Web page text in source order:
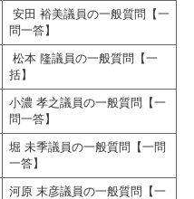
安田 裕美議員の一般質問【一
問一答】
松本 隆議員の一般質問【一
括】
小濃 孝之議員の一般質問【一
問一答】
堀 未季議員の一般質問【一問
一答】
河原 末彦議員の一般質問【一